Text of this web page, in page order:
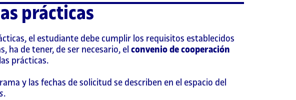
prácticas
el estudiante debe cumplir los requisitos establecidos
ha de tener, de ser necesario, el convenio de cooperación
prácticas.
y las fechas de solicitud se describen en el espacio del
.